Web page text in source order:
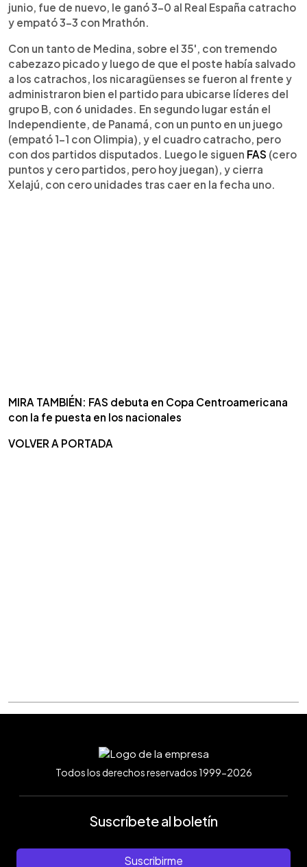
junio, fue de nuevo, le ganó 3-0 al Real España catracho
y empató 3-3 con Mrathón.
Con un tanto de Medina, sobre el 35', con tremendo
cabezazo picado y luego de que el poste había salvado
a los catrachos, los nicaragüenses se fueron al frente y
administraron bien el partido para ubicarse líderes del
grupo B, con 6 unidades. En segundo lugar están el
Independiente, de Panamá, con un punto en un juego
(empató 1-1 con Olimpia), y el cuadro catracho, pero
con dos partidos disputados. Luego le siguen FAS (cero
puntos y cero partidos, pero hoy juegan), y cierra
Xelajú, con cero unidades tras caer en la fecha uno.
MIRA TAMBIÉN: FAS debuta en Copa Centroamericana
con la fe puesta en los nacionales
VOLVER A PORTADA
Todos los derechos reservados 1999-2026
Suscríbete al boletín
Suscribirme